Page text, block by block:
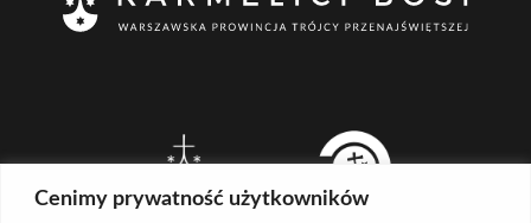
Cenimy prywatność użytkowników